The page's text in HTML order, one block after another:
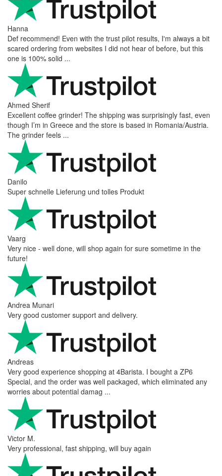
Hanna
Def recommend! Even with the trust pilot results, I'm always a bit
scared ordering from websites I did not hear of before, but this
one is 100% solid ...
Ahmed Sherif
Excellent coffee grinder! The shipping was surprisingly fast, even
though I’m in Greece and the store is based in Romania/Austria.
The grinder feels ...
Danilo
Super schnelle Lieferung und tolles Produkt
Vaarg
Very nice - well done, will shop again for sure sometime in the
future!
Andrea Munari
Very good customer support and delivery.
Andreas
Very good experience shopping at 4Barista. I bought a ZP6
Special, and the order was well packaged, which eliminated any
worries about potential damag ...
Victor M.
Very professional, fast shipping, will buy again